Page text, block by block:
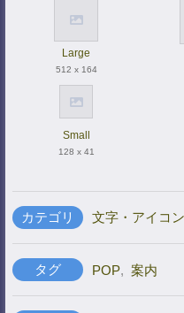
Large
512 x 164
Small
128 x 41
カテゴリ 文字・アイコン
タグ POP, 案内